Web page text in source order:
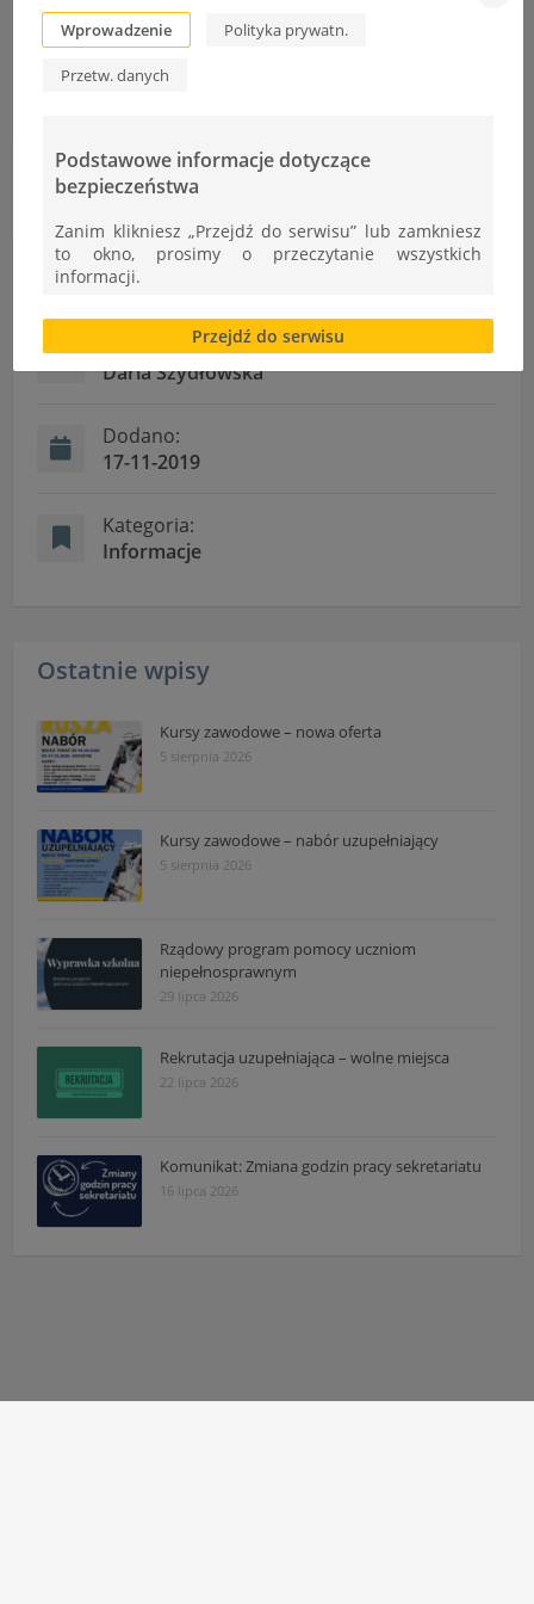
Konkurs literacko – artystyczny
Informacje
Daria Szydłowska
Dodano:
17-11-2019
Kategoria:
Informacje
Ostatnie wpisy
Kursy zawodowe – nowa oferta
5 sierpnia 2026
Kursy zawodowe – nabór uzupełniający
5 sierpnia 2026
Rządowy program pomocy uczniom
niepełnosprawnym
29 lipca 2026
Rekrutacja uzupełniająca – wolne miejsca
22 lipca 2026
Komunikat: Zmiana godzin pracy sekretariatu
16 lipca 2026
Wprowadzenie Polityka prywatn.
Przetw. danych
Podstawowe informacje dotyczące
bezpieczeństwa
Zanim klikniesz „Przejdź do serwisu” lub zamkniesz
to okno, prosimy o przeczytanie wszystkich
informacji.
Brak zgody bądź ograniczenie funkcjonalności plików
cookies lub local storage, może utrudnić lub
uniemożliwić korzystanie z Serwisu.
przetwarzania danych osobowych dostępne są cały
czas w sekcji
Przejdź do serwisu